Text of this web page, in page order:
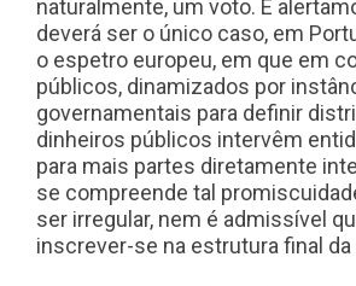
naturalmente, um voto. E
deverá ser o único caso, em
o espetro europeu, em que em
públicos, dinamizados por
governamentais para definir
dinheiros públicos intervêm
para mais partes diretamente
se compreende tal
ser irregular, nem é admissível
inscrever-se na estrutura final da